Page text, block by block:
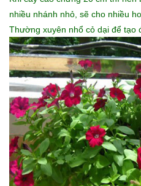
nhiều nhánh nhỏ, sẽ cho nhiều
Thường xuyên nhổ cỏ dại để tạo